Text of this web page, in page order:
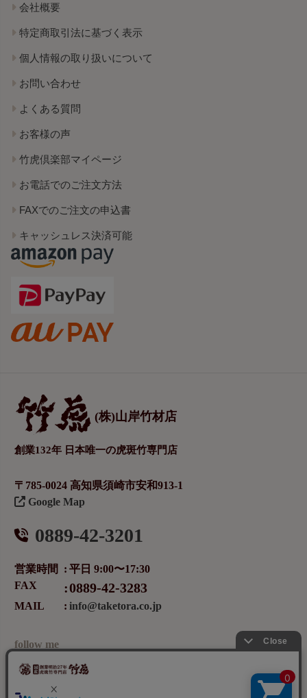
会社概要
特定商取引法に基づく表示
個人情報の取り扱いについて
お問い合わせ
よくある質問
お客様の声
竹虎倶楽部マイページ
お電話でのご注文方法
FAXでのご注文の申込書
キャッシュレス決済可能
(株)山岸竹材店
創業132年 日本唯一の虎斑竹専門店
〒785-0024 高知県須崎市安和913-1
Google Map
0889-42-3201
営業時間
平日 9:00〜17:30
FAX
0889-42-3283
MAIL info@taketora.co.jp
follow me